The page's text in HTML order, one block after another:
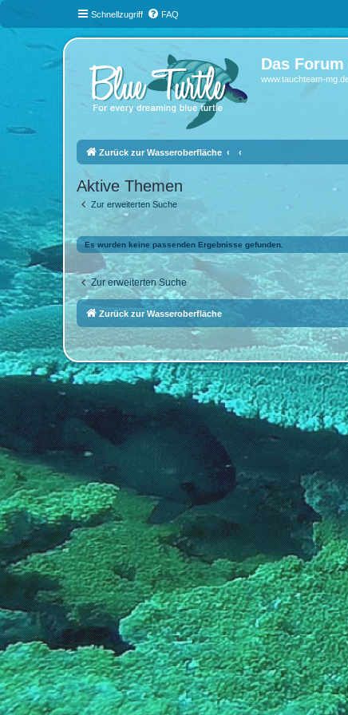
Schnellzugriff FAQ
Das
www.tauchteam-
Zurück zur Wasseroberfläche
Aktive Themen
Zur erweiterten Suche
Es wurden keine passenden Ergebnisse gefunden.
Zur erweiterten Suche
Zurück zur Wasseroberfläche